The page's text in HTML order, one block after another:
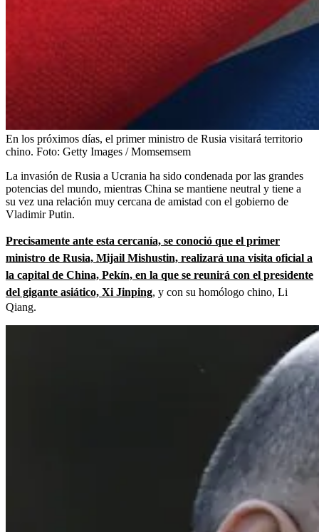
En los próximos días, el primer ministro de Rusia visitará territorio
chino. Foto: Getty Images / Momsemsem
La invasión de Rusia a Ucrania ha sido condenada por las grandes
potencias del mundo, mientras China se mantiene neutral y tiene a
su vez una relación muy cercana de amistad con el gobierno de
Vladimir Putin.
Precisamente ante esta cercanía, se conoció que el primer
ministro de Rusia, Mijail Mishustin, realizará una visita oficial a
la capital de China, Pekín, en la que se reunirá con el presidente
del gigante asiático, Xi Jinping, y con su homólogo chino, Li
Qiang.